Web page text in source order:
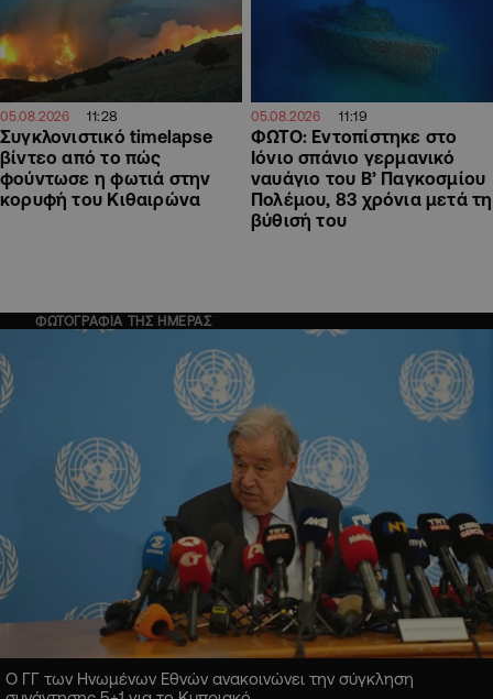
05.08.2026 11:28
Συγκλονιστικό timelapse
βίντεο από το πώς
φούντωσε η φωτιά στην
κορυφή του Κιθαιρώνα
05.08.2026 11:19
ΦΩΤΟ: Εντοπίστηκε στο
Ιόνιο σπάνιο γερμανικό
ναυάγιο του Β’ Παγκοσμίου
Πολέμου, 83 χρόνια μετά τη
βύθισή του
ΦΩΤΟΓΡΑΦΙΑ ΤΗΣ ΗΜΕΡΑΣ
Ο ΓΓ των Ηνωμένων Εθνών ανακοινώνει την σύγκληση